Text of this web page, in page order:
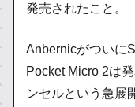
発売されたこと。
Anbernicがついに
Pocket Micro 2は
ンセルという急展